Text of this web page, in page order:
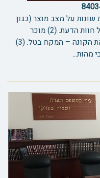
על מצב מוצר (כגון
רכב), עליו לחשוף בפני הקונה את כל חוות הדעת. (2) מוכר
שמוסר מידע חלקי העלול להטעות את הקונה – המקח בטל. (3)
מהות...